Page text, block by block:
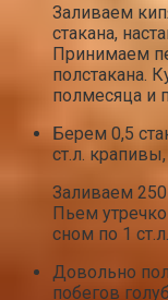
Заливаем
стакана,
Принимаем
полстакана.
полмесяца и
Берем 0,5
ст.л.
Заливаем
Пьем
сном по 1 ст.л.
Довольно
побегов